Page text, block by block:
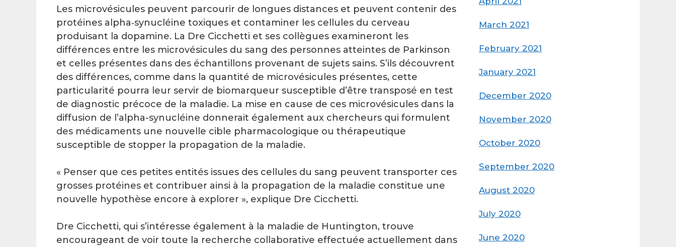
Les microvésicules peuvent parcourir de longues distances et peuvent contenir des
protéines alpha‑synucléine toxiques et contaminer les cellules du cerveau
produisant la dopamine. La Dre Cicchetti et ses collègues examineront les
différences entre les microvésicules du sang des personnes atteintes de Parkinson
et celles présentes dans des échantillons provenant de sujets sains. S’ils découvrent
des différences, comme dans la quantité de microvésicules présentes, cette
particularité pourra leur servir de biomarqueur susceptible d’être transposé en test
de diagnostic précoce de la maladie. La mise en cause de ces microvésicules dans la
diffusion de l’alpha-synucléine donnerait également aux chercheurs qui formulent
des médicaments une nouvelle cible pharmacologique ou thérapeutique
susceptible de stopper la propagation de la maladie.
« Penser que ces petites entités issues des cellules du sang peuvent transporter ces
grosses protéines et contribuer ainsi à la propagation de la maladie constitue une
nouvelle hypothèse encore à explorer », explique Dre Cicchetti.
Dre Cicchetti, qui s’intéresse également à la maladie de Huntington, trouve
encourageant de voir toute la recherche collaborative effectuée actuellement dans
March 2021
February 2021
January 2021
December 2020
November 2020
October 2020
September 2020
August 2020
July 2020
June 2020